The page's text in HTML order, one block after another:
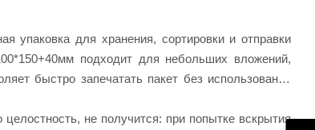
упаковка для хранения, сортировки и отправки
подходит для небольших вложений,
быстро запечатать пакет без использования
не получится: при попытке вскрытия